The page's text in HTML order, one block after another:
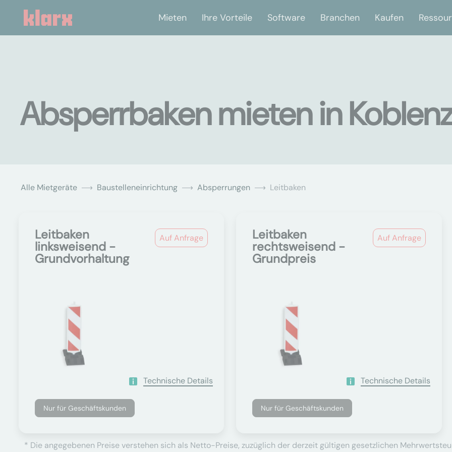
Mieten Ihre Vorteile Software Branchen Kaufen
Absperrbaken mieten in
Alle Mietgeräte Baustelleneinrichtung Absperrungen Leitbaken
Auf Anfrage
Leitbaken
linksweisend -
Grundvorhaltung
Technische Details
Nur für Geschäftskunden
Auf Anfrage
Leitbaken
rechtsweisend -
Grundpreis
Technische Details
Nur für Geschäftskunden
* Die angegebenen Preise verstehen sich als Netto-Preise, zuzüglich der derzeit gültigen gesetzlichen